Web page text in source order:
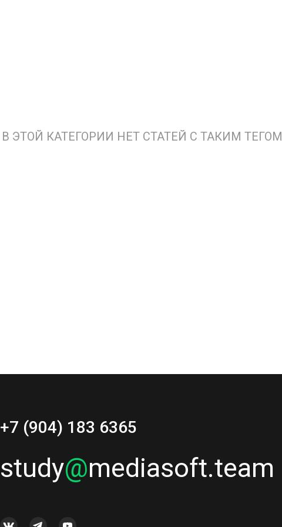
В ЭТОЙ КАТЕГОРИИ НЕТ СТАТЕЙ С ТАКИМ ТЕГОМ
+7 (904) 183 6365
study@mediasoft.team